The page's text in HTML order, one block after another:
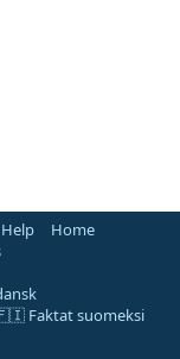
Help
Home
Faktat suomeksi